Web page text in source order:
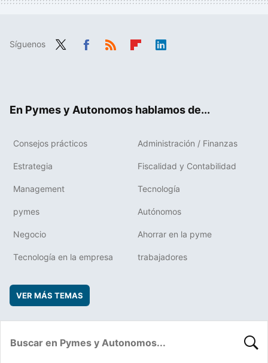
Síguenos
En Pymes y Autonomos hablamos de...
Consejos prácticos Administración / Finanzas
Estrategia Fiscalidad y Contabilidad
Management Tecnología
pymes Autónomos
Negocio Ahorrar en la pyme
Tecnología en la empresa trabajadores
VER MÁS TEMAS